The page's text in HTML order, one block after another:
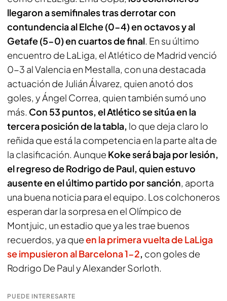
llegaron a semifinales tras derrotar con
contundencia al Elche (0-4) en octavos y al
Getafe (5-0) en cuartos de final. En su último
encuentro de LaLiga, el Atlético de Madrid venció
0-3 al Valencia en Mestalla, con una destacada
actuación de Julián Álvarez, quien anotó dos
goles, y Ángel Correa, quien también sumó uno
más. Con 53 puntos, el Atlético se sitúa en la
tercera posición de la tabla, lo que deja claro lo
reñida que está la competencia en la parte alta de
la clasificación. Aunque Koke será baja por lesión,
el regreso de Rodrigo de Paul, quien estuvo
ausente en el último partido por sanción, aporta
una buena noticia para el equipo. Los colchoneros
esperan dar la sorpresa en el Olímpico de
Montjuic, un estadio que ya les trae buenos
recuerdos, ya queen la primera vuelta de LaLiga
se impusieron al Barcelona 1-2, con goles de
Rodrigo De Paul y Alexander Sorloth.
PUEDE INTERESARTE